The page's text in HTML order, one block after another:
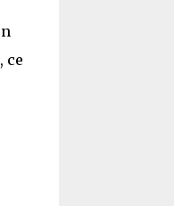
ce